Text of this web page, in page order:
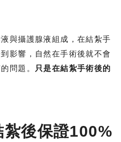
與攝護腺液組成，在結紮手
影響，自然在手術後就不會
問題。
只是在結紮手術後的
後保證100%